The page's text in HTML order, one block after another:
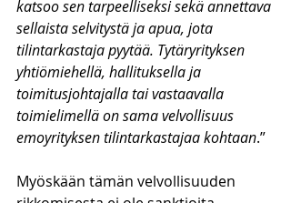
katsoo sen tarpeelliseksi sekä annettava
sellaista selvitystä ja apua, jota
tilintarkastaja pyytää. Tytäryrityksen
yhtiömiehellä, hallituksella ja
toimitusjohtajalla tai vastaavalla
toimielimellä on sama velvollisuus
emoyrityksen tilintarkastajaa kohtaan.”
Myöskään tämän velvollisuuden